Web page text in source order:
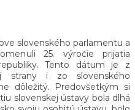
slovenského parlamentu a
25. výročie prijatia
Tento dátum je z
strany i zo slovenského
dôležitý. Predovšetkým si
slovenskej ústavy bola dlhá